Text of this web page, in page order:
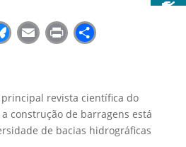
Bluesky
Email
PrintShare
principal revista científica do
construção de barragens está
de bacias hidrográficas